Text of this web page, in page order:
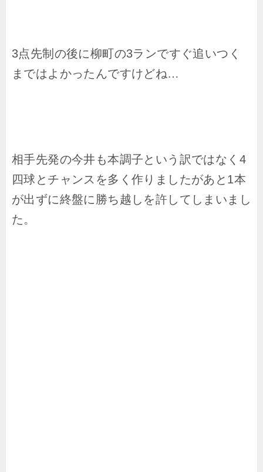
3点先制の後に柳町の3ランですぐ追いつく
まではよかったんですけどね…
相手先発の今井も本調子という訳ではなく4
四球とチャンスを多く作りましたがあと1本
が出ずに終盤に勝ち越しを許してしまいまし
た。